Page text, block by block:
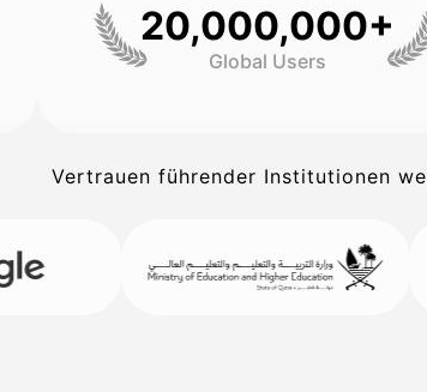
20,000,000+
Global Users
Vertrauen führender Institutionen